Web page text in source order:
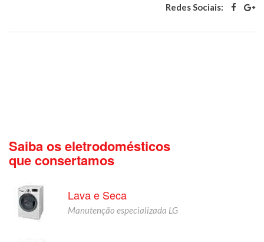
Redes Sociais:
Saiba os eletrodomésticos
que consertamos
Lava e Seca
Manutenção especializada LG